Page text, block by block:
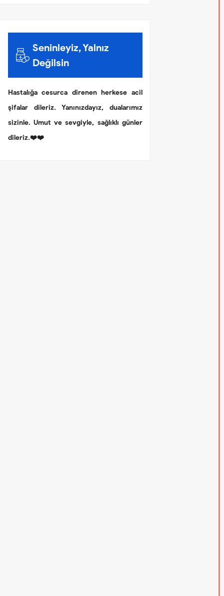
Seninleyiz, Yalnız
Değilsin
Hastalığa cesurca direnen herkese acil
şifalar dileriz. Yanınızdayız, dualarımız
sizinle. Umut ve sevgiyle, sağlıklı günler
dileriz.❤️❤️